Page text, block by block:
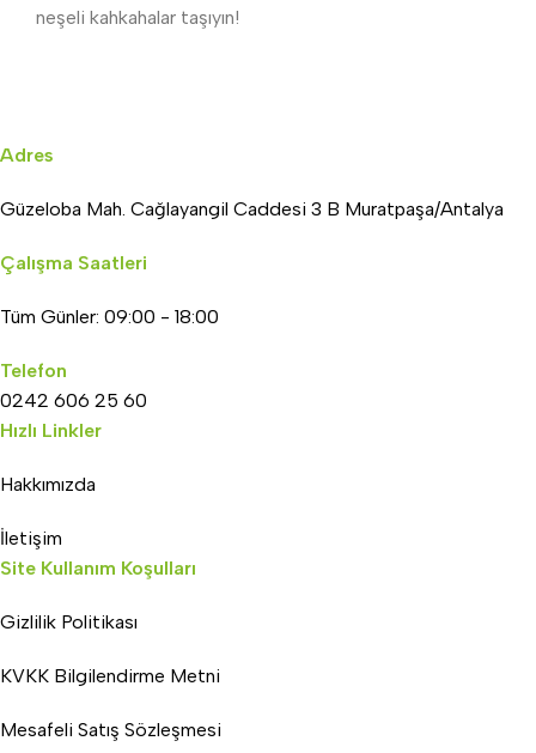
neşeli kahkahalar taşıyın!
Adres
Güzeloba Mah. Cağlayangil Caddesi 3 B Muratpaşa/Antalya
Çalışma Saatleri
Tüm Günler: 09:00 - 18:00
Telefon
0242 606 25 60
Hızlı Linkler
Hakkımızda
İletişim
Site Kullanım Koşulları
Gizlilik Politikası
KVKK Bilgilendirme Metni
Mesafeli Satış Sözleşmesi